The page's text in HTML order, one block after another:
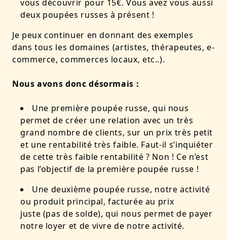
vous découvrir pour 15€. Vous avez vous aussi
deux poupées russes à présent !
Je peux continuer en donnant des exemples
dans tous les domaines (artistes, thérapeutes, e-
commerce, commerces locaux, etc..).
Nous avons donc désormais :
Une première poupée russe, qui nous
permet de créer une relation avec un très
grand nombre de clients, sur un prix très petit
et une rentabilité très faible. Faut-il s’inquiéter
de cette très faible rentabilité ? Non ! Ce n’est
pas l’objectif de la première poupée russe !
Une deuxième poupée russe, notre activité
ou produit principal, facturée au prix
juste (pas de solde), qui nous permet de payer
notre loyer et de vivre de notre activité.